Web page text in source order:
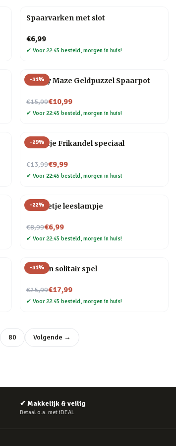
Spaarvarken met slot
€6,99
✔ Voor 22:45 besteld, morgen in huis!
-31%
Money Maze Geldpuzzel Spaarpot
€15,99
Nu voor€10,99
✔ Voor 22:45 besteld, morgen in huis!
-29%
Tegeltje Frikandel speciaal
€13,99
Nu voor€9,99
✔ Voor 22:45 besteld, morgen in huis!
-22%
Mannetje leeslampje
€8,99
Nu voor€6,99
✔ Voor 22:45 besteld, morgen in huis!
-31%
Houten solitair spel
€25,99
Nu voor€17,99
✔ Voor 22:45 besteld, morgen in huis!
80 Volgende →
✔ Makkelijk & veilig
Betaal o.a. met iDEAL